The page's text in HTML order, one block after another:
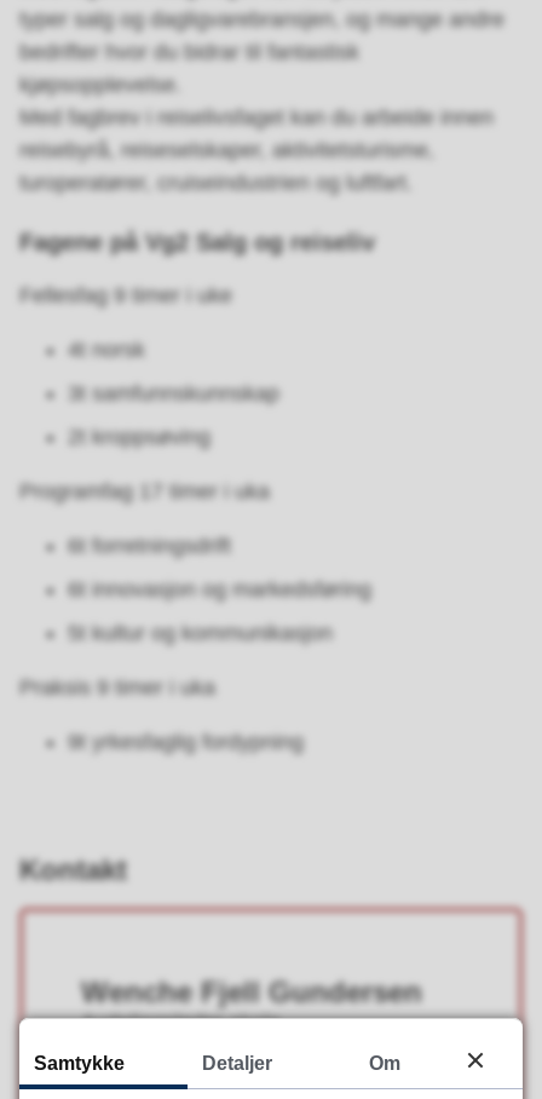
typer salg og dagligvarebransjen, og mange andre
bedrifter hvor du bidrar til fantastisk
kjøpsopplevelse.
Med fagbrev i reiselivsfaget kan du arbeide innen
reisebyrå, reiseselskaper, aktivitetsturisme,
turoperatører, cruiseindustrien og luftfart.
Fagene på Vg2 Salg og reiseliv
Fellesfag 9 timer i uke
4t norsk
3t samfunnskunnskap
2t kroppsøving
Programfag 17 timer i uka
6t forretningsdrift
6t innovasjon og markedsføring
5t kultur og kommunikasjon
Praksis 9 timer i uka
9t yrkesfaglig fordypning
Kontakt
Wenche Fjell Gundersen
Avdelingsleder skole
wenche.fjell.gundersen@kkg.vgs.no
Samtykke Detaljer Om